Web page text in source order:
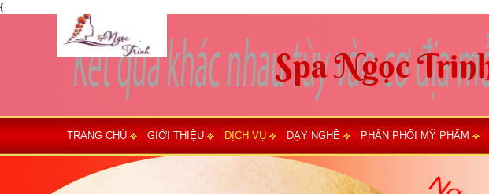
{
TRANG CHỦ GIỚI THIỆU DỊCH VỤ DẠY NGHỀ PHÂN PHỐI MỸ PHẨM